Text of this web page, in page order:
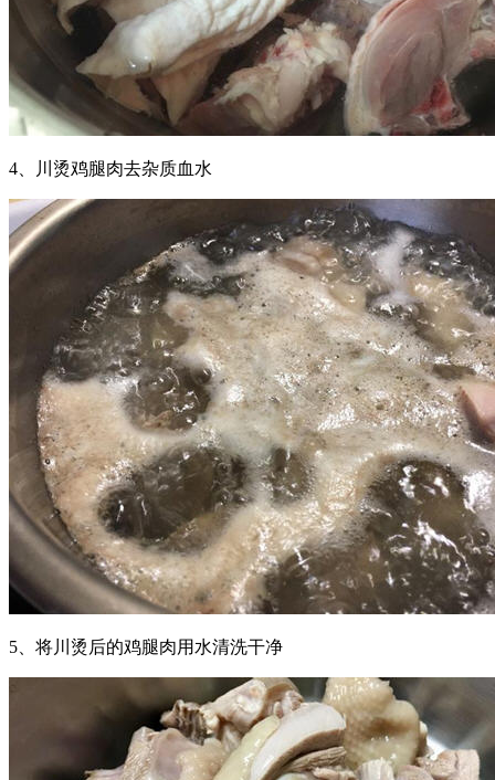
4、川烫鸡腿肉去杂质血水
5、将川烫后的鸡腿肉用水清洗干净